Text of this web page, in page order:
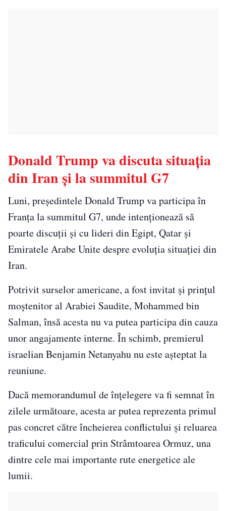
Donald Trump va discuta situația
din Iran și la summitul G7
Luni, președintele Donald Trump va participa în
Franța la summitul G7, unde intenționează să
poarte discuții și cu lideri din Egipt, Qatar și
Emiratele Arabe Unite despre evoluția situației din
Iran.
Potrivit surselor americane, a fost invitat și prințul
moștenitor al Arabiei Saudite, Mohammed bin
Salman, însă acesta nu va putea participa din cauza
unor angajamente interne. În schimb, premierul
israelian Benjamin Netanyahu nu este așteptat la
reuniune.
Dacă memorandumul de înțelegere va fi semnat în
zilele următoare, acesta ar putea reprezenta primul
pas concret către încheierea conflictului și reluarea
traficului comercial prin Strâmtoarea Ormuz, una
dintre cele mai importante rute energetice ale
lumii.